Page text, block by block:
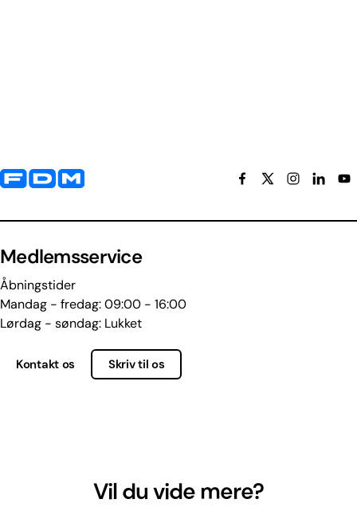
Yderligere information og kontaktoplysninger
Medlemsservice
Åbningstider
Mandag - fredag: 09:00 - 16:00
Lørdag - søndag: Lukket
Kontakt os Skriv til os
Vil du vide mere?